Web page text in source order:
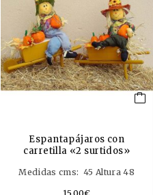
Espantapájaros con
carretilla «2 surtidos»
Medidas cms: 45 Altura 48